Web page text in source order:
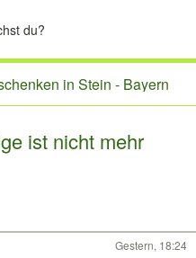
in Stein - Bayern
ist nicht mehr
Gestern, 18:24